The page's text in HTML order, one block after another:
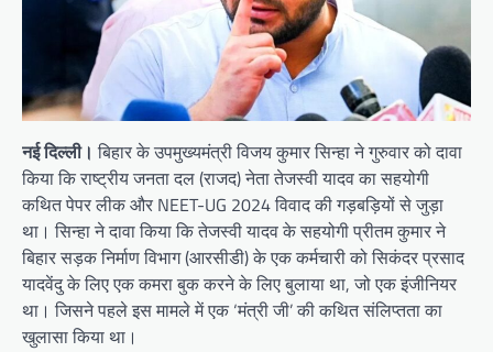
नई दिल्ली। बिहार के उपमुख्यमंत्री विजय कुमार सिन्हा ने गुरुवार को दावा
किया कि राष्ट्रीय जनता दल (राजद) नेता तेजस्वी यादव का सहयोगी
कथित पेपर लीक और NEET-UG 2024 विवाद की गड़बड़ियों से जुड़ा
था। सिन्हा ने दावा किया कि तेजस्वी यादव के सहयोगी प्रीतम कुमार ने
बिहार सड़क निर्माण विभाग (आरसीडी) के एक कर्मचारी को सिकंदर प्रसाद
यादवेंदु के लिए एक कमरा बुक करने के लिए बुलाया था, जो एक इंजीनियर
था। जिसने पहले इस मामले में एक ‘मंत्री जी’ की कथित संलिप्तता का
खुलासा किया था।